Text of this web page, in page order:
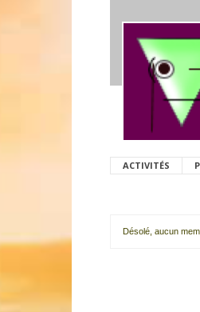
ACTIVITÉS
Désolé, aucun